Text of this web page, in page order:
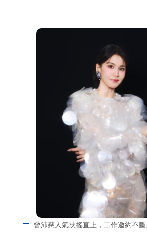
曾沛慈人氣扶搖直上，工作邀約不